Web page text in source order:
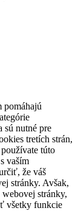
pomáhajú
sú nutné pre
tretích strán,
túto
vaším
že váš
stránky. Avšak,
stránky,
všetky funkcie